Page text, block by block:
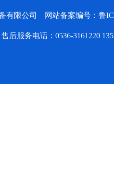
有限公司 网站备案编号： 鲁
后服务电话：0536-3161220